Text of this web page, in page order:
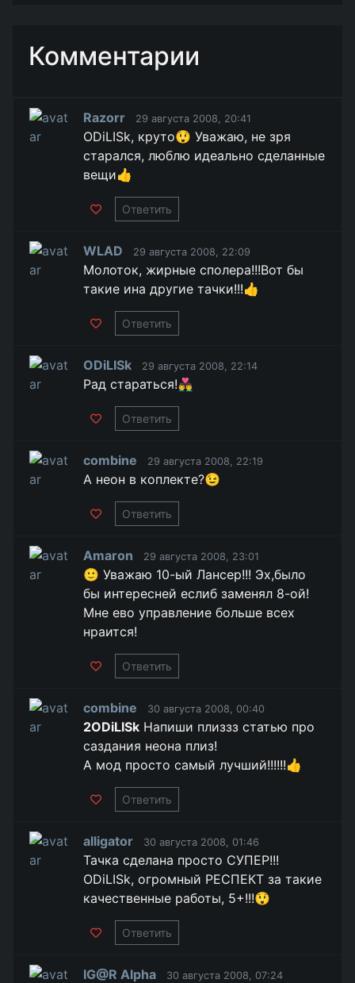
Комментарии
Razorr 29 августа 2008, 20:41
ODiLISk, круто😲 Уважаю, не зря
старался, люблю идеально сделанные
вещи👍
Ответить
WLAD 29 августа 2008, 22:09
Молоток, жирные сполера!!!Вот бы
такие ина другие тачки!!!👍
Ответить
ODiLISk 29 августа 2008, 22:14
Рад стараться!👨‍❤️‍👨
Ответить
combine 29 августа 2008, 22:19
А неон в коплекте?😉
Ответить
Amaron 29 августа 2008, 23:01
🙂 Уважаю 10-ый Лансер!!! Эх,было
бы интересней еслиб заменял 8-ой!
Мне ево управление больше всех
нраится!
Ответить
combine 30 августа 2008, 00:40
2ODiLISk Напиши плиззз статью про
саздания неона плиз!
А мод просто самый лучший!!!!!!👍
Ответить
alligator 30 августа 2008, 01:46
Тачка сделана просто СУПЕР!!!
ODiLISk, огромный РЕСПЕКТ за такие
качественные работы, 5+!!!😲
Ответить
IG@R Alpha 30 августа 2008, 07:24